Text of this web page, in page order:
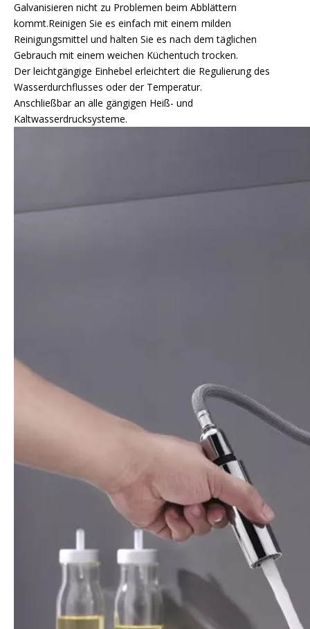
Galvanisieren nicht zu Problemen beim Abblättern
kommt.Reinigen Sie es einfach mit einem milden
Reinigungsmittel und halten Sie es nach dem täglichen
Gebrauch mit einem weichen Küchentuch trocken.
Der leichtgängige Einhebel erleichtert die Regulierung des
Wasserdurchflusses oder der Temperatur.
Anschließbar an alle gängigen Heiß- und
Kaltwasserdrucksysteme.